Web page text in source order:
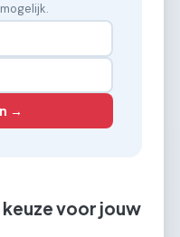
→
voor jouw